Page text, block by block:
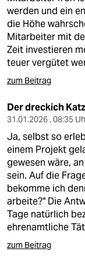
werden und ein
die Höhe
Mitarbeiter mit
Zeit investieren
teuer vergütet
zum Beitrag
Der dreckich Katz
31.01.2026 , 08:35
Ja, selbst so
einem Projekt
gewesen wäre,
sein. Auf die
bekomme ich
arbeite?" Die
Tage natürlich
ehrenamtliche
zum Beitrag